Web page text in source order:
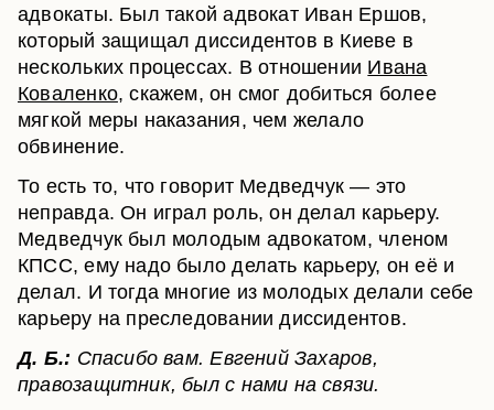
адвокаты. Был такой адвокат Иван Ершов,
который защищал диссидентов в Киеве в
нескольких процессах. В отношении Ивана
Коваленко, скажем, он смог добиться более
мягкой меры наказания, чем желало
обвинение.
То есть то, что говорит Медведчук — это
неправда. Он играл роль, он делал карьеру.
Медведчук был молодым адвокатом, членом
КПСС, ему надо было делать карьеру, он её и
делал. И тогда многие из молодых делали себе
карьеру на преследовании диссидентов.
Д. Б.: Спасибо вам. Евгений Захаров,
правозащитник, был с нами на связи.